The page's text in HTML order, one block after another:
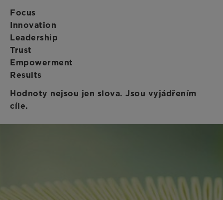
Focus
Innovation
Leadership
Trust
Empowerment
Results
Hodnoty nejsou jen slova. Jsou vyjádřením
cíle.